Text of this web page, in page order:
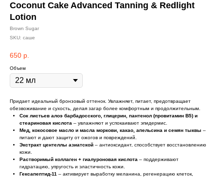
Coconut Cake Advanced Tanning & Redlight
Lotion
Brown Sugar
SKU: саше
650 р.
Объем
Придает идеальный бронзовый оттенок. Увлажняет, питает, предотвращает
обезвоживание и сухость, делая загар более комфортным и продолжительным.
Сок листьев алоэ барбадосского, глицерин, пантенол (провитамин В5) и
стеариновая кислота – увлажняют и успокаивают эпидермис.
Мед, кокосовое масло и масла моркови, какао, апельсина и семян тыквы –
питают и дают защиту от ожогов и повреждений.
Экстракт центеллы азиатской – антиоксидант, способствует восстановлению
кожи.
Растворимый коллаген + гиалуроновая кислота – поддерживают
гидратацию, упругость и эластичность кожи.
Гексапептид-11 – активирует выработку меланина, регенерацию клеток,